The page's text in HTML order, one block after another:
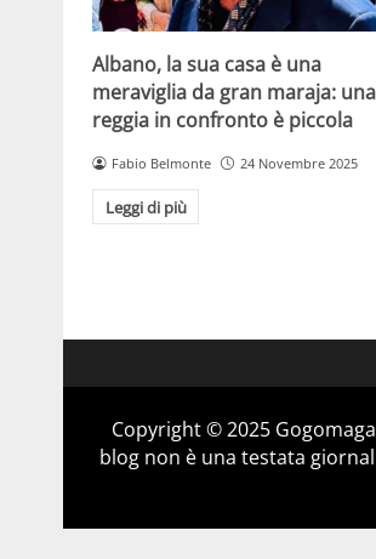
Albano, la sua casa è una
meraviglia da gran maraja: una
reggia in confronto è piccola
Fabio Belmonte 24 Novembre 2025
Leggi di più
Copyright © 2025
blog non è una testata